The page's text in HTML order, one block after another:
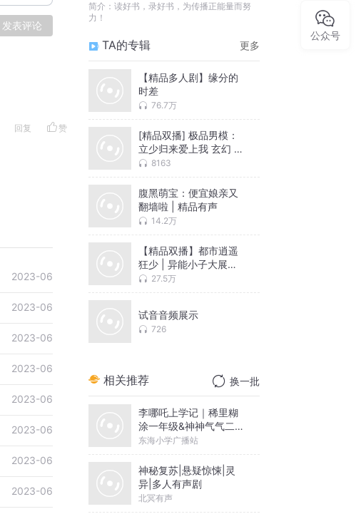
发表评论
回复 赞
2023-06
2023-06
2023-06
2023-06
2023-06
2023-06
2023-06
2023-06
简介： 读好书，录好书，为传播正能量而努
力！
TA的专辑 更多
【精品多人剧】缘分的
时差
76.7万
[精品双播] 极品男模：
立少归来爱上我 玄幻 寻
宝 虐恋
8163
腹黑萌宝：便宜娘亲又
翻墙啦 | 精品有声
14.2万
【精品双播】都市逍遥
狂少 | 异能小子大展神
威 27.5万
试音音频展示
726
相关推荐 换一批
李哪吒上学记｜稀里糊
涂一年级&神神气气二年
级
东海小学广播站
神秘复苏|悬疑惊悚|灵
异|多人有声剧
北冥有声
公众号